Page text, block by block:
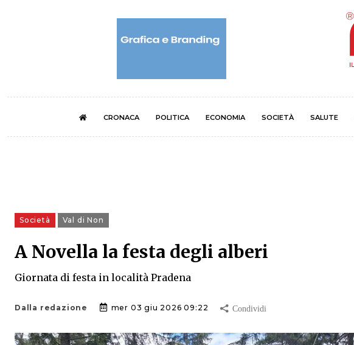
CRONACA POLITICA ECONOMIA SOCIETÀ SALUTE
Società Val di Non
A Novella la festa degli alberi
Giornata di festa in località Pradena
Dalla redazione mer 03 giu 2026 09:22